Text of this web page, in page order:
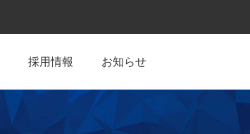
採用情報 お知らせ